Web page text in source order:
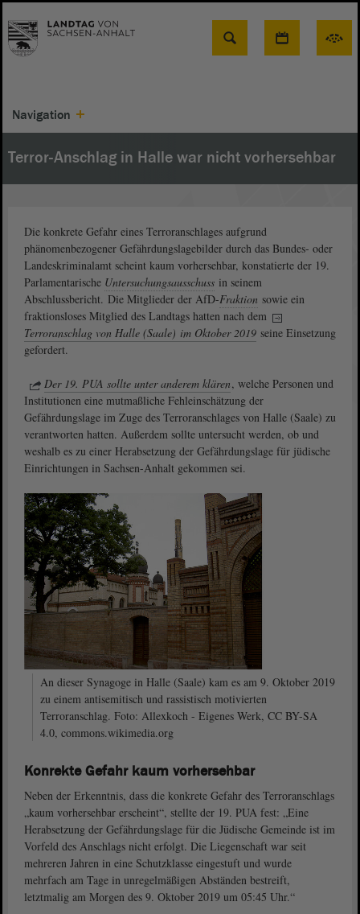
Suche
Navigation
Terror-Anschlag in Halle war nicht vorhersehbar
Die konkrete Gefahr eines Terroranschlages aufgrund
phänomenbezogener Gefährdungslagebilder durch das Bundes- oder
Landeskriminalamt scheint kaum vorhersehbar, konstatierte der 19.
Parlamentarische Untersuchungsausschuss in seinem
Abschlussbericht. Die Mitglieder der AfD-Fraktion sowie ein
fraktionsloses Mitglied des Landtags hatten nach dem
Terroranschlag von Halle (Saale) im Oktober 2019 seine Einsetzung
gefordert.
Der 19. PUA sollte unter anderem klären, welche Personen und
Institutionen eine mutmaßliche Fehleinschätzung der
Gefährdungslage im Zuge des Terroranschlages von Halle (Saale) zu
verantworten hatten. Außerdem sollte untersucht werden, ob und
weshalb es zu einer Herabsetzung der Gefährdungslage für jüdische
Einrichtungen in Sachsen-Anhalt gekommen sei.
An dieser Synagoge in Halle (Saale) kam es am 9. Oktober 2019
zu einem antisemitisch und rassistisch motivierten
Terroranschlag. Foto: Allexkoch - Eigenes Werk, CC BY-SA
4.0, commons.wikimedia.org
Konrekte Gefahr kaum vorhersehbar
Neben der Erkenntnis, dass die konkrete Gefahr des Terroranschlags
„kaum vorhersehbar erscheint“, stellte der 19. PUA fest: „Eine
Herabsetzung der Gefährdungslage für die Jüdische Gemeinde ist im
Vorfeld des Anschlags nicht erfolgt. Die Liegenschaft war seit
mehreren Jahren in eine Schutzklasse eingestuft und wurde
mehrfach am Tage in unregelmäßigen Abständen bestreift,
letztmalig am Morgen des 9. Oktober 2019 um 05:45 Uhr.“